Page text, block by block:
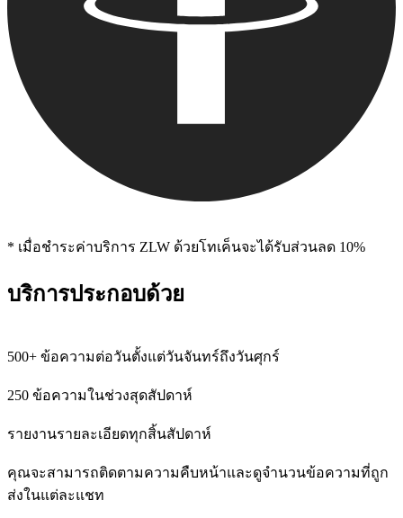
* เมื่อชําระค่าบริการ ZLW ด้วยโทเค็นจะได้รับส่วนลด 10%
บริการประกอบด้วย
500+ ข้อความต่อวันตั้งแต่วันจันทร์ถึงวันศุกร์
250 ข้อความในช่วงสุดสัปดาห์
รายงานรายละเอียดทุกสิ้นสัปดาห์
คุณจะสามารถติดตามความคืบหน้าและดูจำนวนข้อความที่ถูก
ส่งในแต่ละแชท